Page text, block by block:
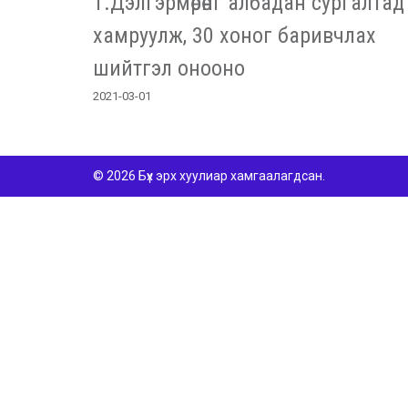
хамруулж, 30 хоног баривчлах
шийтгэл онооно
2021-03-01
© 2026 Бүх эрх хуулиар хамгаалагдсан.